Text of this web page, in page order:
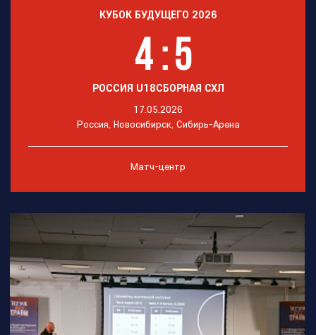
КУБОК БУДУЩЕГО 2026
РОССИЯ U18
4:5
СБОРНАЯ СХЛ
17.05.2026
Россия, Новосибирск, Сибирь-Арена
Матч-центр